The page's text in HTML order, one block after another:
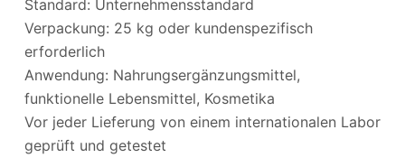
Standard: Unternehmensstandard
Verpackung: 25 kg oder kundenspezifisch
erforderlich
Anwendung: Nahrungsergänzungsmittel,
funktionelle Lebensmittel, Kosmetika
Vor jeder Lieferung von einem internationalen Labor
geprüft und getestet